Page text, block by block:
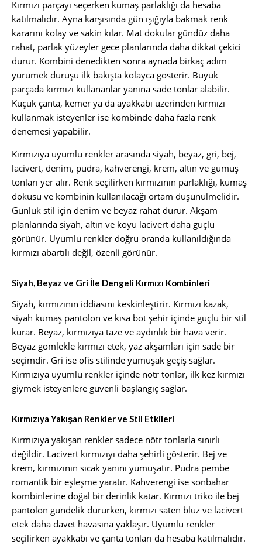
Kırmızı parçayı seçerken kumaş parlaklığı da hesaba
katılmalıdır. Ayna karşısında gün ışığıyla bakmak renk
kararını kolay ve sakin kılar. Mat dokular gündüz daha
rahat, parlak yüzeyler gece planlarında daha dikkat çekici
durur. Kombini denedikten sonra aynada birkaç adım
yürümek duruşu ilk bakışta kolayca gösterir. Büyük
parçada kırmızı kullananlar yanına sade tonlar alabilir.
Küçük çanta, kemer ya da ayakkabı üzerinden kırmızı
kullanmak isteyenler ise kombinde daha fazla renk
denemesi yapabilir.
Kırmızıya uyumlu renkler arasında siyah, beyaz, gri, bej,
lacivert, denim, pudra, kahverengi, krem, altın ve gümüş
tonları yer alır. Renk seçilirken kırmızının parlaklığı, kumaş
dokusu ve kombinin kullanılacağı ortam düşünülmelidir.
Günlük stil için denim ve beyaz rahat durur. Akşam
planlarında siyah, altın ve koyu lacivert daha güçlü
görünür. Uyumlu renkler doğru oranda kullanıldığında
kırmızı abartılı değil, özenli görünür.
Siyah, Beyaz ve Gri İle Dengeli Kırmızı Kombinleri
Siyah, kırmızının iddiasını keskinleştirir. Kırmızı kazak,
siyah kumaş pantolon ve kısa bot şehir içinde güçlü bir stil
kurar. Beyaz, kırmızıya taze ve aydınlık bir hava verir.
Beyaz gömlekle kırmızı etek, yaz akşamları için sade bir
seçimdir. Gri ise ofis stilinde yumuşak geçiş sağlar.
Kırmızıya uyumlu renkler içinde nötr tonlar, ilk kez kırmızı
giymek isteyenlere güvenli başlangıç sağlar.
Kırmızıya Yakışan Renkler ve Stil Etkileri
Kırmızıya yakışan renkler sadece nötr tonlarla sınırlı
değildir. Lacivert kırmızıyı daha şehirli gösterir. Bej ve
krem, kırmızının sıcak yanını yumuşatır. Pudra pembe
romantik bir eşleşme yaratır. Kahverengi ise sonbahar
kombinlerine doğal bir derinlik katar. Kırmızı triko ile bej
pantolon gündelik dururken, kırmızı saten bluz ve lacivert
etek daha davet havasına yaklaşır. Uyumlu renkler
seçilirken ayakkabı ve çanta tonları da hesaba katılmalıdır.